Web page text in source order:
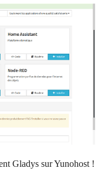
Gladys sur Yunohost !